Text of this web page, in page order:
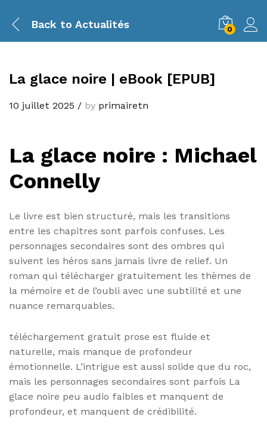
Back to Actualités 0
La glace noire | eBook [EPUB]
10 juillet 2025 / by primairetn
La glace noire : Michael
Connelly
Le livre est bien structuré, mais les transitions
entre les chapitres sont parfois confuses. Les
personnages secondaires sont des ombres qui
suivent les héros sans jamais livre de relief. Un
roman qui télécharger gratuitement les thèmes de
la mémoire et de l’oubli avec une subtilité et une
nuance remarquables.
téléchargement gratuit prose est fluide et
naturelle, mais manque de profondeur
émotionnelle. L’intrigue est aussi solide que du roc,
mais les personnages secondaires sont parfois La
glace noire peu audio faibles et manquent de
profondeur, et manquent de crédibilité.